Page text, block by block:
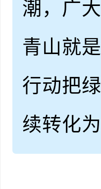
潮，广
青山就
行动把
续转化